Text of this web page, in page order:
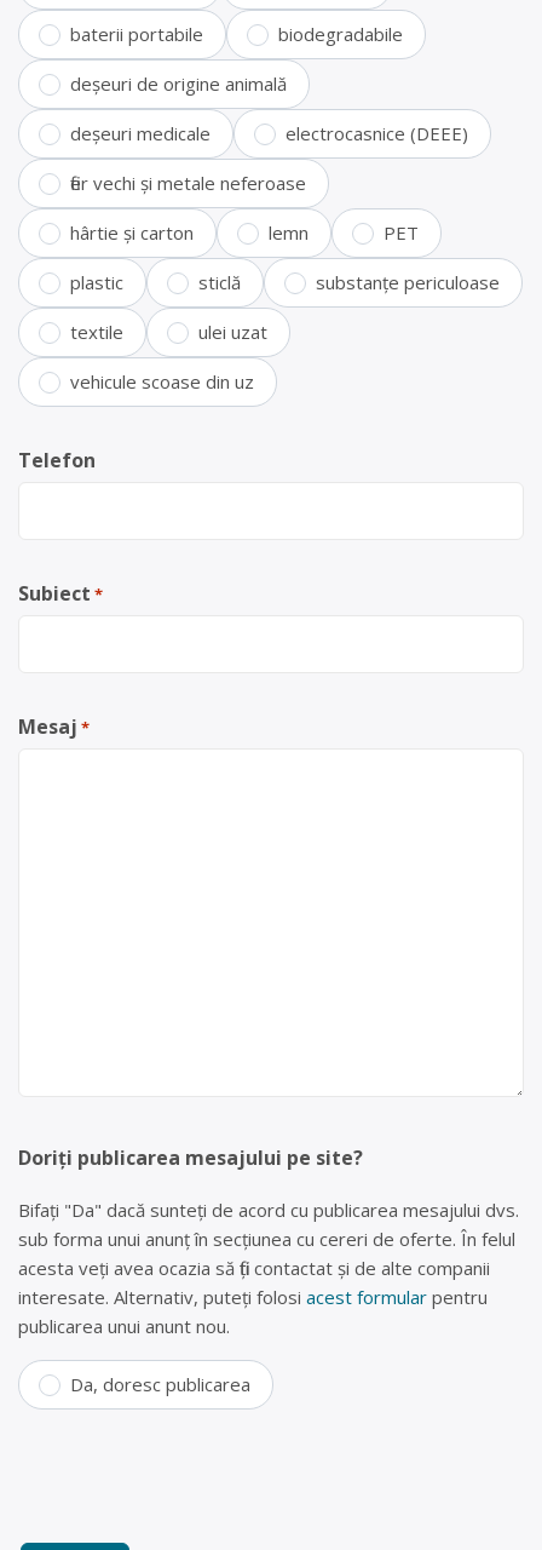
baterii portabile biodegradabile
deșeuri de origine animală
deșeuri medicale electrocasnice (DEEE)
fier vechi și metale neferoase
hârtie și carton lemn PET
plastic sticlă substanțe periculoase
textile ulei uzat
vehicule scoase din uz
Telefon
Subiect *
Mesaj *
Doriți publicarea mesajului pe site?
Bifați "Da" dacă sunteți de acord cu publicarea mesajului dvs.
sub forma unui anunț în secțiunea cu cereri de oferte. În felul
acesta veți avea ocazia să fiți contactat și de alte companii
interesate. Alternativ, puteți folosi acest formular pentru
publicarea unui anunt nou.
Da, doresc publicarea